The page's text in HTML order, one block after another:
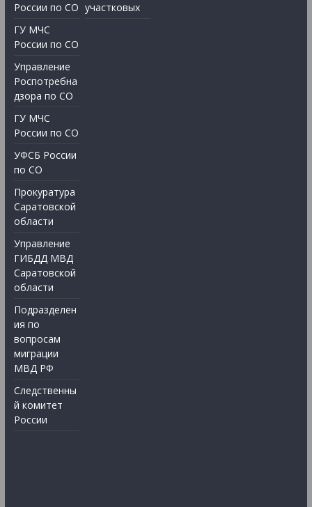
России по СО
ГУ МЧС
России по СО
Управление
Роспотребна
дзора по СО
ГУ МЧС
России по СО
УФСБ России
по СО
Прокуратура
Саратовской
области
Управление
ГИБДД МВД
Саратовской
области
Подразделен
ия по
вопросам
миграции
МВД РФ
Следственны
й комитет
России
участковых